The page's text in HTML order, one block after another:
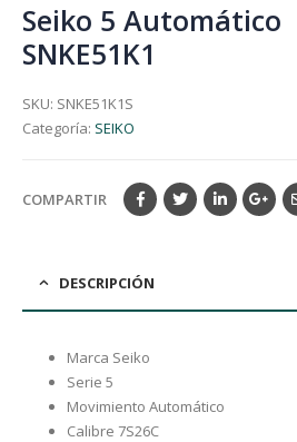
Seiko 5 Automático
SNKE51K1
SKU: SNKE51K1S
Categoría: SEIKO
COMPARTIR
DESCRIPCIÓN
Marca Seiko
Serie 5
Movimiento Automático
Calibre 7S26C